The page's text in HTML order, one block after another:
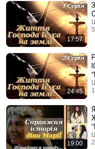
Допомоги" ⛔ Якщо ви хочете поділитися цим матеріалом, ви
можете поділитися лише
матеріал належать
ви бачите цей ролик на
ПОРУШУЮТЬ ПРАВА ЦЕРКВИ.
17:57
24:45
19:00